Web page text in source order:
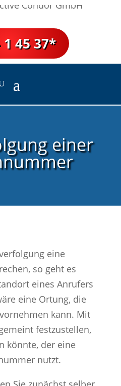
1 45 37*
einer
eine
so geht es
eines Anrufers
eine Ortung, die
kann. Mit
festzustellen,
könnte, der eine
nutzt.